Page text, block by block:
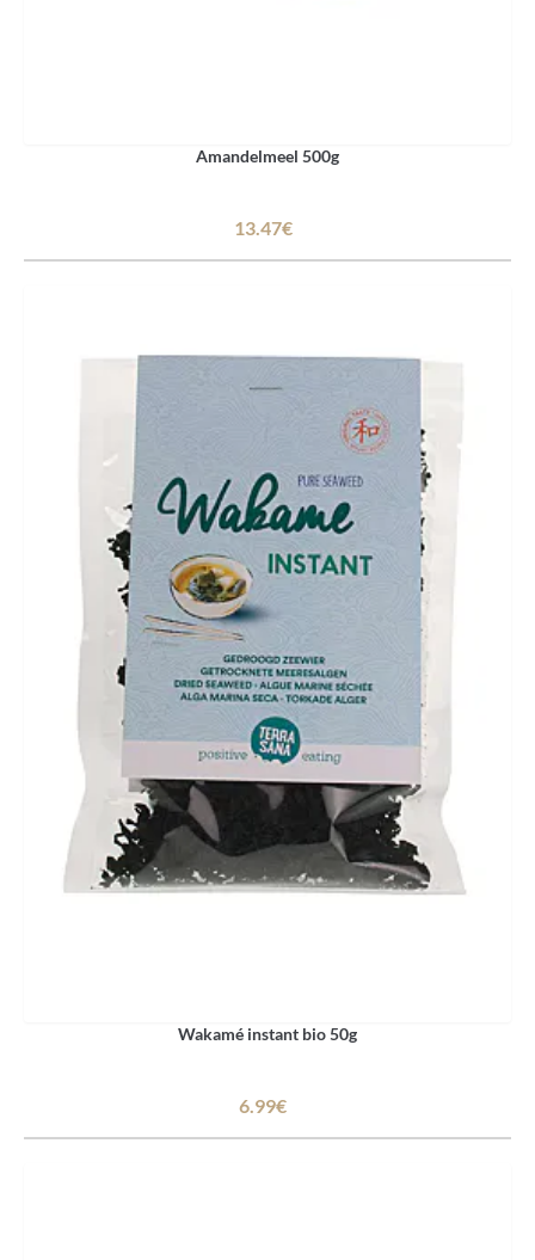
Amandelmeel 500g
13.47€
Wakamé instant bio 50g
6.99€